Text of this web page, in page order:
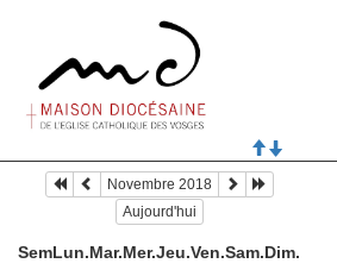
Novembre 2018
Aujourd'hui
SemLun.Mar.Mer.Jeu.Ven.Sam.Dim.